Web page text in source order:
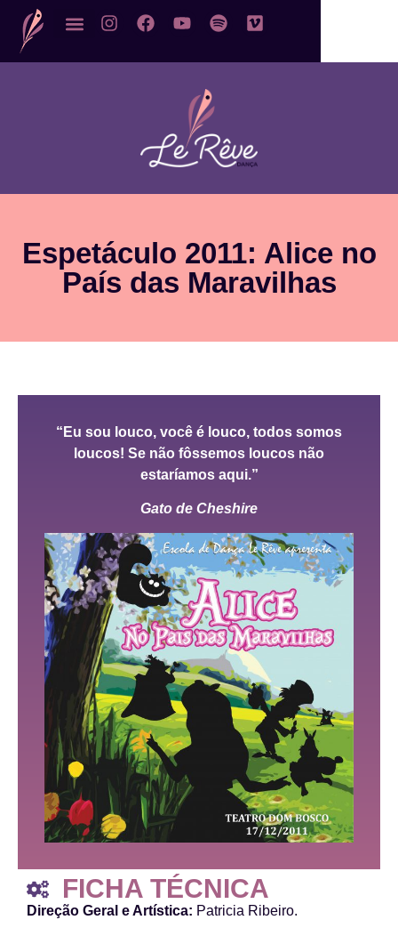
Espetáculo 2011: Alice no
País das Maravilhas
“Eu sou louco, você é louco, todos somos
loucos! Se não fôssemos loucos não
estaríamos aqui.”
Gato de Cheshire
FICHA TÉCNICA
Direção Geral e Artística: Patricia Ribeiro.